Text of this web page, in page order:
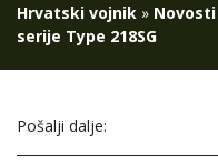
Hrvatski vojnik »
serije Type 218SG
Pošalji dalje: